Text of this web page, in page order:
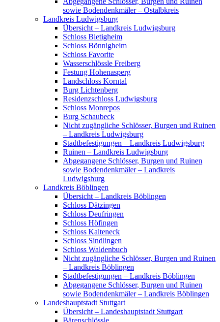
sowie Bodendenkmäler – Ostalbkreis
Landkreis Ludwigsburg
Übersicht – Landkreis Ludwigsburg
Schloss Bietigheim
Schloss Bönnigheim
Schloss Favorite
Wasserschlössle Freiberg
Festung Hohenasperg
Landschloss Korntal
Burg Lichtenberg
Residenzschloss Ludwigsburg
Schloss Monrepos
Burg Schaubeck
Nicht zugängliche Schlösser, Burgen und Ruinen
– Landkreis Ludwigsburg
Stadtbefestigungen – Landkreis Ludwigsburg
Ruinen – Landkreis Ludwigsburg
Abgegangene Schlösser, Burgen und Ruinen
sowie Bodendenkmäler – Landkreis
Ludwigsburg
Landkreis Böblingen
Übersicht – Landkreis Böblingen
Schloss Dätzingen
Schloss Deufringen
Schloss Höfingen
Schloss Kalteneck
Schloss Sindlingen
Schloss Waldenbuch
Nicht zugängliche Schlösser, Burgen und Ruinen
– Landkreis Böblingen
Stadtbefestigungen – Landkreis Böblingen
Abgegangene Schlösser, Burgen und Ruinen
sowie Bodendenkmäler – Landkreis Böblingen
Landeshauptstadt Stuttgart
Übersicht – Landeshauptstadt Stuttgart
Bärenschlössle